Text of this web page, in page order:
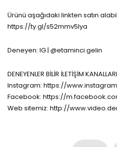
Ürünü aşağıdaki linkten satın
https://ty.gl/s52mmv5lya
Deneyen: IG | @etaminci.gelin
DENEYENLER BİLİR İLETİŞİM
Instagram: https://
Facebook: https://
Web sitemiz: http://